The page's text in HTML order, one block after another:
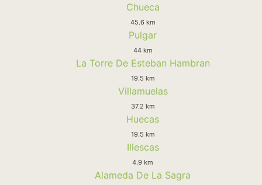
Chueca
45.6 km
Pulgar
44 km
La Torre De Esteban Hambran
19.5 km
Villamuelas
37.2 km
Huecas
19.5 km
Illescas
4.9 km
Alameda De La Sagra